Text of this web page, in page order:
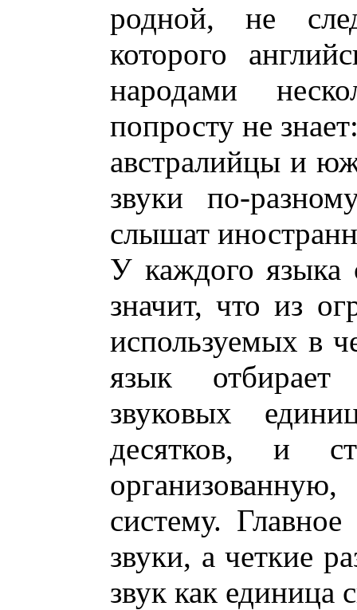
родной, не
которого
народами
попросту не
австралийцы и
звуки по-
слышат
У каждого языка
значит, что из
используемых в
язык отбирает
звуковых
десятков, и
систему.
звуки, а четкие
звук как единица